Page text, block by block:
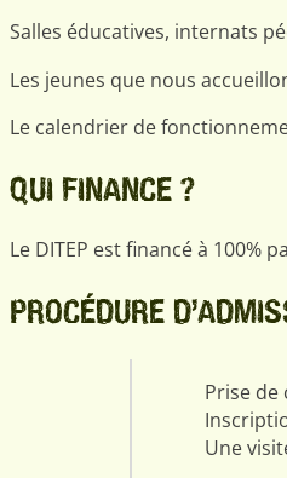
Salles éducatives, internats
Les jeunes que nous
Le calendrier de
QUI FINANCE ?
Le DITEP est financé à 100%
PROCÉDURE
Prise
Une